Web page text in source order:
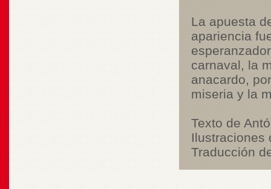
La apuesta
apariencia
carnaval, la
anacardo,
miseria y la
Texto de
Ilustraciones
Traducción